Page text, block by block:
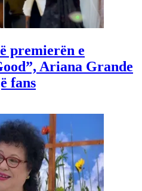
premierën e
Ariana Grande
fans